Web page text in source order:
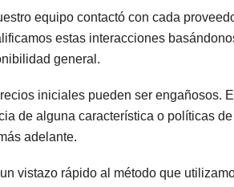
equipo contactó con cada
estas interacciones
general.
iniciales pueden ser engañosos.
de alguna característica o políticas
adelante.
vistazo rápido al método que